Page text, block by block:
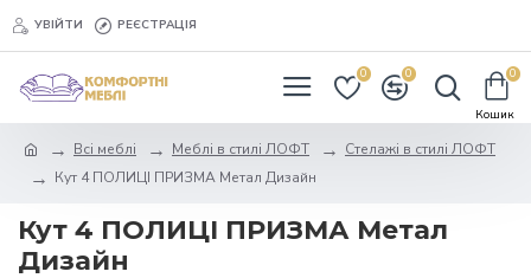
УВІЙТИ РЕЄСТРАЦІЯ
0 0 0
Всі меблі Меблі в стилі ЛОФТ
Стелажі в стилі ЛОФТ
Кут 4 ПОЛИЦІ ПРИЗМА Метал Дизайн
Кут 4 ПОЛИЦІ ПРИЗМА Метал
Дизайн